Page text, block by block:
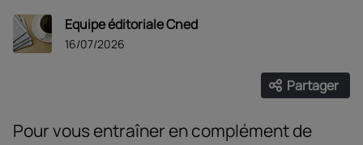
Equipe éditoriale Cned
16/07/2026
Partager
Ouvrir
Pour vous entraîner en complément de